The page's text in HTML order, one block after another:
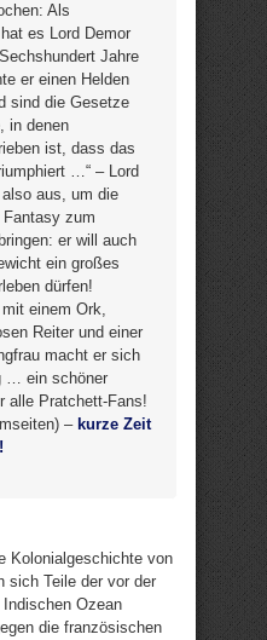
Als
es Lord Demor
Jahre
er einen Helden
sind die Gesetze
in denen
ist, dass das
…“ – Lord
aus, um die
zum
er will auch
ein großes
dürfen!
einem Ork,
Reiter und einer
macht er sich
… ein schöner
alle Pratchett-Fans!
– kurze Zeit
Kolonialgeschichte von
sich Teile der vor der
Ozean
die französischen